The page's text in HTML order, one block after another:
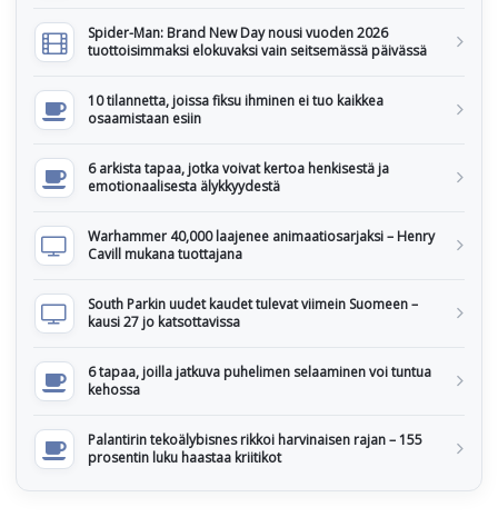
Spider-Man: Brand New Day nousi vuoden 2026
tuottoisimmaksi elokuvaksi vain seitsemässä päivässä
10 tilannetta, joissa fiksu ihminen ei tuo kaikkea
osaamistaan esiin
6 arkista tapaa, jotka voivat kertoa henkisestä ja
emotionaalisesta älykkyydestä
Warhammer 40,000 laajenee animaatiosarjaksi – Henry
Cavill mukana tuottajana
South Parkin uudet kaudet tulevat viimein Suomeen –
kausi 27 jo katsottavissa
6 tapaa, joilla jatkuva puhelimen selaaminen voi tuntua
kehossa
Palantirin tekoälybisnes rikkoi harvinaisen rajan – 155
prosentin luku haastaa kriitikot